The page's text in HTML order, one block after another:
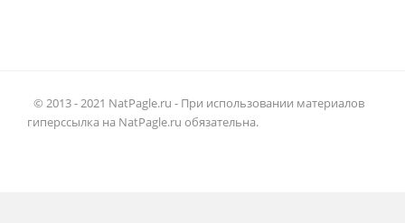
© 2013 - 2021 NatPagle.ru - При использовании материалов
гиперссылка на NatPagle.ru обязательна.